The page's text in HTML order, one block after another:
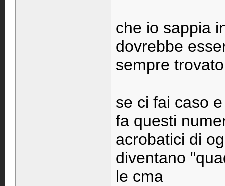
che io sappia
dovrebbe
sempre
se ci fai caso
fa questi
acrobatici di
diventano
le cma